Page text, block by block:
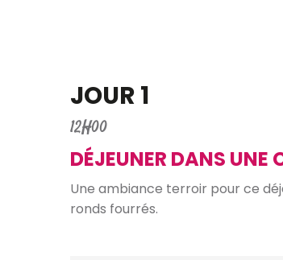
JOUR 1
12H00
DÉJEUNER DANS UNE
Une ambiance terroir pour ce
ronds fourrés.